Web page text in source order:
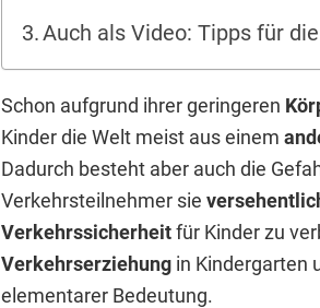
Auch als Video: Tipps für
Schon aufgrund ihrer geringeren
Kinder die Welt meist aus einem
Dadurch besteht aber auch die
Verkehrsteilnehmer sie
Verkehrssicherheitfür Kinder zu
Verkehrserziehung in Kindergarten
elementarer Bedeutung.